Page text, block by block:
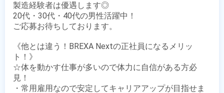
製造経験者は優遇します◎
20代・30代・40代の男性活躍中！
ご応募お待ちしております。
《他とは違う！BREXA Nextの正社員になるメリッ
ト！》
☆体を動かす仕事が多いので体力に自信がある方必
見！
・常用雇用なので安定してキャリアアップが目指せま